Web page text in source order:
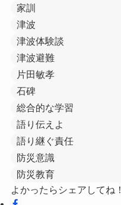
家訓
津波
津波体験談
津波避難
片田敏孝
石碑
総合的な学習
語り伝えよ
語り継ぐ責任
防災意識
防災教育
よかったらシェアしてね！